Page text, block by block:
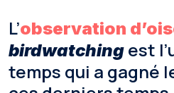
L’observation
birdwatching est
temps qui a gagné